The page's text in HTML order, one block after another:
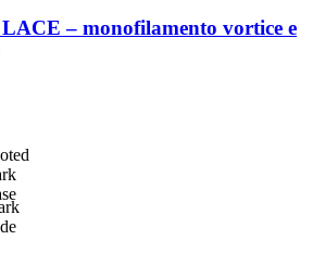
– monofilamento vortice e